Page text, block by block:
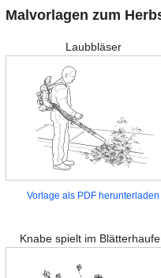
Malvorlagen zum
Laubbläser
Vorlage als PDF herunterladen
Knabe spielt im